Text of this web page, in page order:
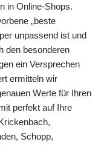
in Online-Shops.
„beste
unpassend ist und
den besonderen
ein Versprechen
ermitteln wir
Werte für Ihren
perfekt auf Ihre
Schopp,